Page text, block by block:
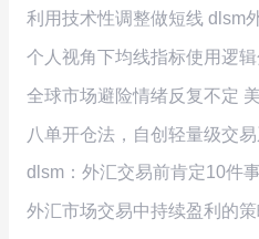
利用技术性调整做短线 dlsm
个人视角下均线指标使用逻
全球市场避险情绪反复不定
八单开仓法，自创轻量级交
dlsm：外汇交易前肯定10件事
外汇市场交易中持续盈利的